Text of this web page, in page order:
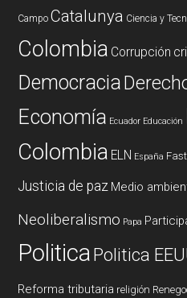
Campo Catalunya Ciencia y
Colombia Corrupción
Democracia
Economía Ecuador Educación
Colombia ELN España
Justicia de paz Medio
Neoliberalismo Papa
PoliticaPolitica
Reforma tributaria religión